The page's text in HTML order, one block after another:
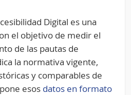
Digital es una
el objetivo de medir el
de las pautas de
la normativa vigente,
y comparables de
esos datos en formato